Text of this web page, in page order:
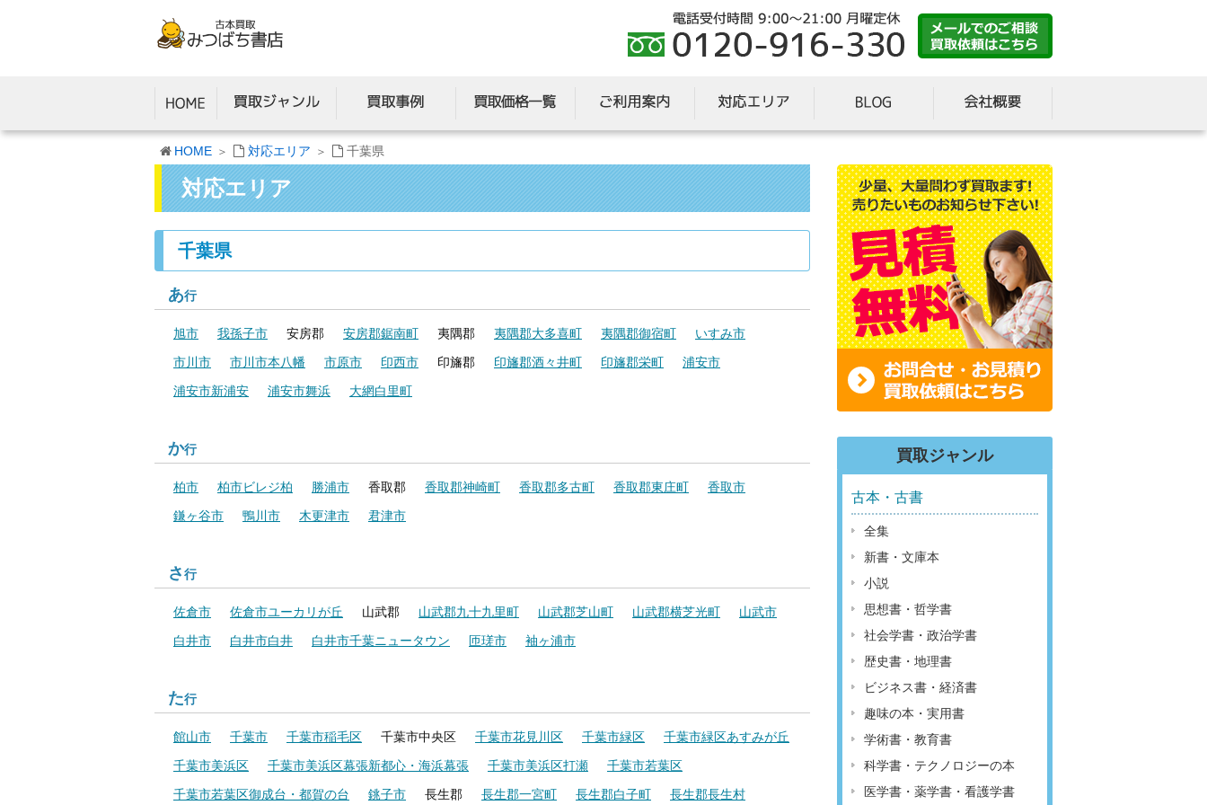
HOME 対応エリア 千葉県
対応エリア
千葉県
あ行
旭市 我孫子市 安房郡 安房郡鋸南町 夷隅郡 夷隅郡大多喜町 夷隅郡御宿町
いすみ市
市川市
市川市本八幡 市原市 印西市 印旛郡 印旛郡酒々井町 印旛郡栄町
浦安市
浦安市新浦安
浦安市舞浜 大網白里町
か行
柏市 柏市ビレジ柏 勝浦市 香取郡 香取郡神崎町 香取郡多古町 香取郡東庄町
香取市
鎌ヶ谷市
鴨川市 木更津市 君津市
さ行
佐倉市 佐倉市ユーカリが丘 山武郡 山武郡九十九里町 山武郡芝山町 山武郡横芝光町
山武市
白井市
白井市白井 白井市千葉ニュータウン 匝瑳市 袖ヶ浦市
た行
館山市 千葉市 千葉市稲毛区 千葉市中央区 千葉市花見川区 千葉市緑区
千葉市緑区あすみが丘
千葉市美浜区
千葉市美浜区幕張新都心・海浜幕張 千葉市美浜区打瀬
千葉市若葉区
千葉市若葉区御成台・都賀の台
銚子市 長生郡 長生郡一宮町 長生郡白子町 長生郡長生村
買取ジャンル
古本・古書
全集
新書・文庫本
小説
思想書・哲学書
社会学書・政治学書
歴史書・地理書
ビジネス書・経済書
趣味の本・実用書
学術書・教育書
科学書・テクノロジーの本
医学書・薬学書・看護学書